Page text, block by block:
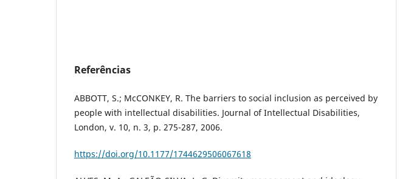
Referências
ABBOTT, S.; McCONKEY, R. The barriers to social inclusion as perceived by
people with intellectual disabilities. Journal of Intellectual Disabilities,
London, v. 10, n. 3, p. 275-287, 2006.
https://doi.org/10.1177/1744629506067618